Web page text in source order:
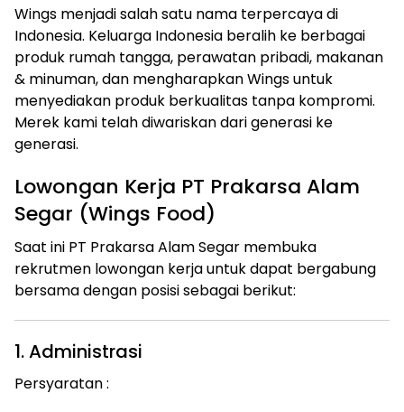
Wings menjadi salah satu nama terpercaya di
Indonesia. Keluarga Indonesia beralih ke berbagai
produk rumah tangga, perawatan pribadi, makanan
& minuman, dan mengharapkan Wings untuk
menyediakan produk berkualitas tanpa kompromi.
Merek kami telah diwariskan dari generasi ke
generasi.
Lowongan Kerja PT Prakarsa Alam
Segar (Wings Food)
Saat ini PT Prakarsa Alam Segar membuka
rekrutmen lowongan kerja untuk dapat bergabung
bersama dengan posisi sebagai berikut:
1. Administrasi
Persyaratan :